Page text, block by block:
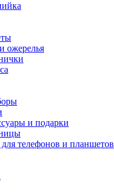
ожерелья
и подарки
телефонов и планшетов